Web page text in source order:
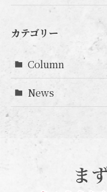
カテゴリー
Column
News